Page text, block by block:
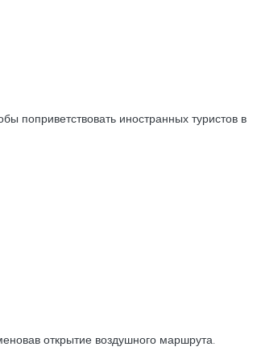
поприветствовать иностранных туристов в
открытие воздушного маршрута.